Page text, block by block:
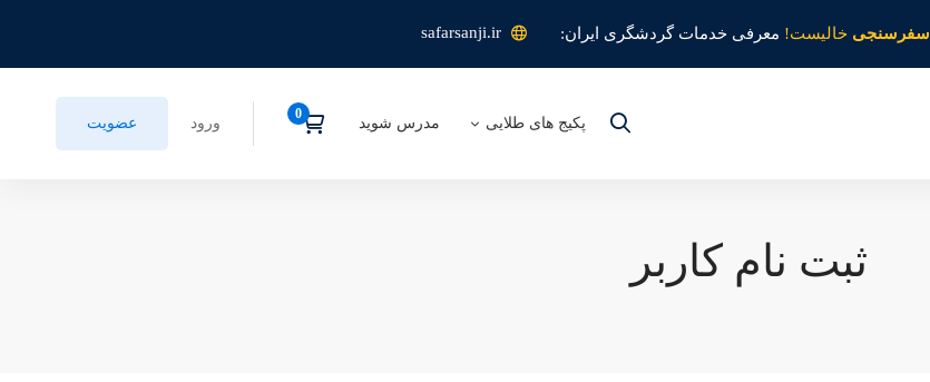
سفرسنجی خالیست! معرفی خدمات گردشگری ایران: safarsanji.ir
پکیج های طلایی مدرس شوید ورود عضویت
ثبت نام کاربر